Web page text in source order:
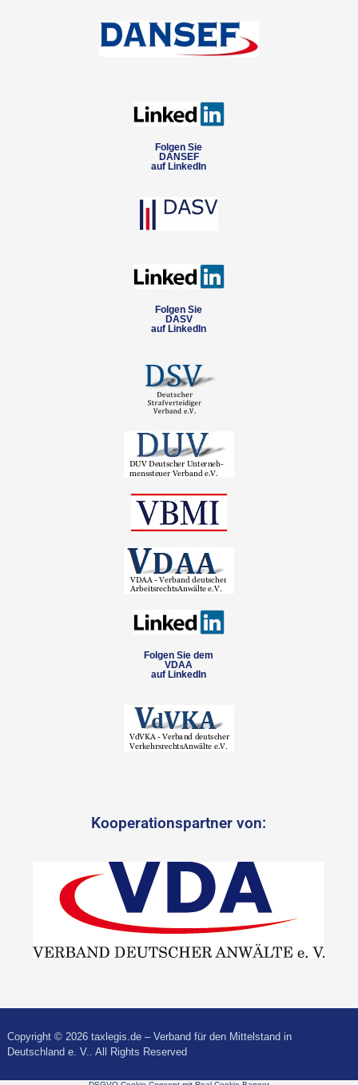
Folgen Sie
DANSEF
auf LinkedIn
Folgen Sie
DASV
auf LinkedIn
Folgen Sie dem
VDAA
auf LinkedIn
Kooperationspartner von:
Copyright © 2026 taxlegis.de – Verband für den Mittelstand in
Deutschland e. V.. All Rights Reserved